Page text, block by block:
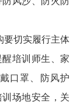
要切实履行主体
培训师生、家
口罩、防风护
场地安全，关